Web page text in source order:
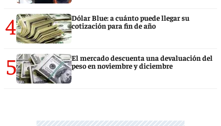
4
Dólar Blue: a cuánto puede llegar su
cotización para fin de año
5
El mercado descuenta una devaluación del
peso en noviembre y diciembre